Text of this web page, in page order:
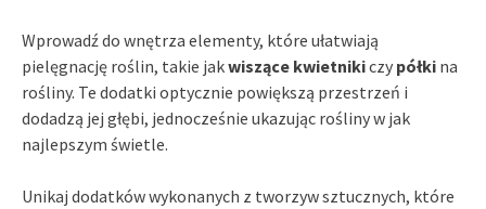
Wprowadź do wnętrza elementy, które ułatwiają
pielęgnację roślin, takie jakwiszące kwietnikiczy półki na
rośliny. Te dodatki optycznie powiększą przestrzeń i
dodadzą jej głębi, jednocześnie ukazując rośliny w jak
najlepszym świetle.
Unikaj dodatków wykonanych z tworzyw sztucznych, które